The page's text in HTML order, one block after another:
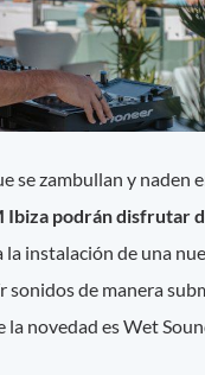
se zambullan y naden
podrán disfrutar
la instalación de una
sonidos de manera
la novedad es Wet